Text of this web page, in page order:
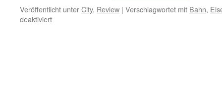
Veröffentlicht unterCity, Review | Verschlagwortet mit Bahn,
deaktiviertfür